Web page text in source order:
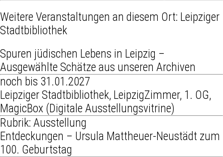
Weitere Veranstaltungen an diesem Ort: Leipziger
Stadtbibliothek
Spuren jüdischen Lebens in Leipzig –
Ausgewählte Schätze aus unseren Archiven
noch bis 31.01.2027
Leipziger Stadtbibliothek, LeipzigZimmer, 1. OG,
MagicBox (Digitale Ausstellungsvitrine)
Rubrik: Ausstellung
Entdeckungen – Ursula Mattheuer-Neustädt zum
100. Geburtstag